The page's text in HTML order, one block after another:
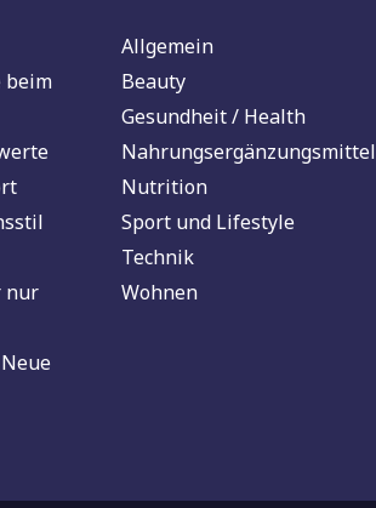
beim
nur
Allgemein
Beauty
Gesundheit / Health
Nahrungsergänzungsmittel
Nutrition
Sport und Lifestyle
Technik
Wohnen